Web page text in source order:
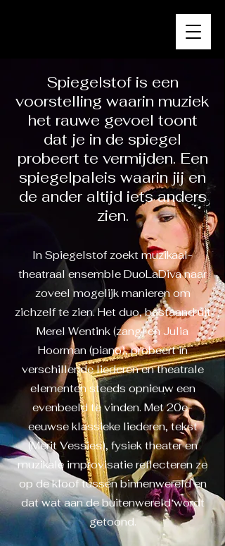
Spiegelstof is een
voorstelling waarin muziek
het rauwe gevoel toont
dat je in de spiegel
probeert te vermijden. Een
spiegelpaleis waarin jij en
de ander altijd iets anders
zien.
In Spiegelstof zoekt muzikaal-
theatraal ensemble DuoLaDiva naar
zoveel mogelijk manieren om
zichzelf te zien. Het duo, bestaand uit
Merel Wentink (zang) en Julia
Hoorman (piano), probeert in
verschillende liederen en theatrale
elementen steeds opnieuw een
evenbeeld te vinden. Met 20e-
eeuwse klassieke liederen, tekst
(Merit Vessies), fysiek theater en
muzikale improvisatie reflecteren ze
op de kloof tussen binnenwereld en
dat wat aan de buitenwereld wordt
getoond.